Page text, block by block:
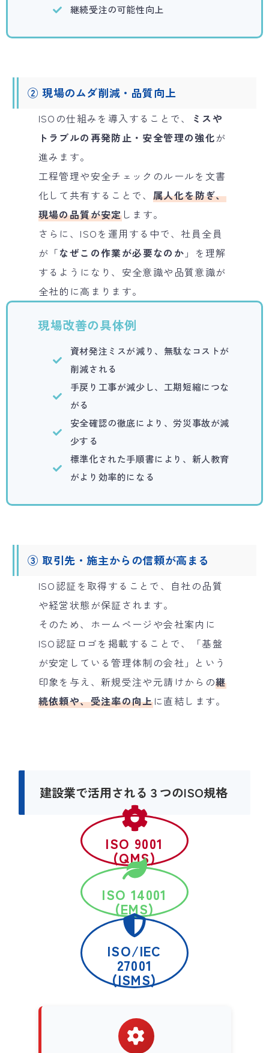
継続受注の可能性向上
② 現場のムダ削減・品質向上
ISOの仕組みを導入することで、
ミスや
トラブルの再発防止・安全管理の強化が
進みます。
工程管理や安全チェックのルールを文書
化して共有することで、 属人化を防ぎ、
現場の品質が安定します。
さらに、ISOを運用する中で、社員全員
が「なぜこの作業が必要なのか 」を理解
するようになり、安全意識や品質意識が
全社的に高まります。
現場改善の具体例
資材発注ミスが減り、無駄なコストが
削減される
手戻り工事が減少し、工期短縮につな
がる
安全確認の徹底により、労災事故が減
少する
標準化された手順書により、新人教育
がより効率的になる
③ 取引先・施主からの信頼が高まる
ISO認証を取得することで、自社の品質
や経営状態が保証されます。
そのため、ホームページや会社案内に
ISO認証ロゴを掲載することで、「基盤
が安定している管理体制の会社」という
印象を与え、新規受注や元請けからの継
続依頼や、受注率の向上に直結します。
建設業で活用される３つのISO規格
ISO 9001
(QMS)
ISO 14001
(EMS)
ISO/IEC
27001
(ISMS)